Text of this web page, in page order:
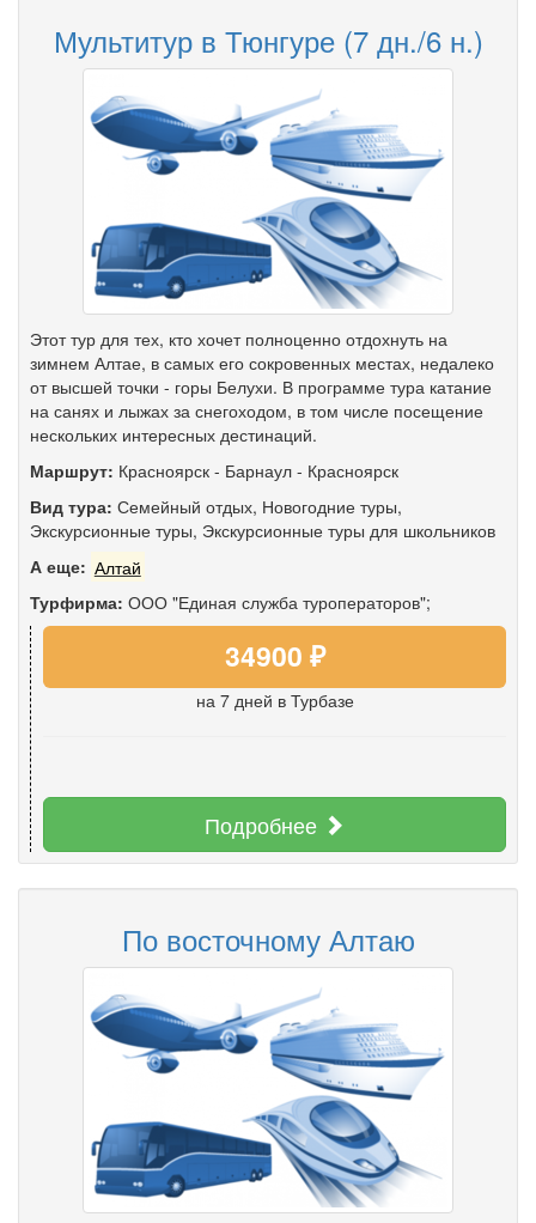
Мультитур в Тюнгуре (7 дн./6 н.)
Этот тур для тех, кто хочет полноценно отдохнуть на
зимнем Алтае, в самых его сокровенных местах, недалеко
от высшей точки - горы Белухи. В программе тура катание
на санях и лыжах за снегоходом, в том числе посещение
нескольких интересных дестинаций.
Маршрут: Красноярск - Барнаул - Красноярск
Вид тура: Семейный отдых, Новогодние туры,
Экскурсионные туры, Экскурсионные туры для школьников
А еще: Алтай
Турфирма: ООО "Единая служба туроператоров";
34900 ₽
на 7 дней в Турбазе
Подробнее
По восточному Алтаю